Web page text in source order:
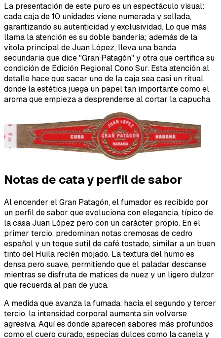
La presentación de este puro es un espectáculo visual:
cada caja de 10 unidades viene numerada y sellada,
garantizando su autenticidad y exclusividad. Lo que más
llama la atención es su doble bandería; además de la
vitola principal de Juan López, lleva una banda
secundaria que dice "Gran Patagón" y otra que certifica su
condición de Edición Regional Cono Sur. Esta atención al
detalle hace que sacar uno de la caja sea casi un ritual,
donde la estética juega un papel tan importante como el
aroma que empieza a desprenderse al cortar la capucha.
Notas de cata y perfil de sabor
Al encender el Gran Patagón, el fumador es recibido por
un perfil de sabor que evoluciona con elegancia, típico de
la casa Juan López pero con un carácter propio. En el
primer tercio, predominan notas cremosas de cedro
español y un toque sutil de café tostado, similar a un buen
tinto del Huila recién mojado. La textura del humo es
densa pero suave, permitiendo que el paladar descanse
mientras se disfruta de matices de nuez y un ligero dulzor
que recuerda al pan de yuca.
A medida que avanza la fumada, hacia el segundo y tercer
tercio, la intensidad corporal aumenta sin volverse
agresiva. Aquí es donde aparecen sabores más profundos
como el cuero curado, especias dulces como la canela y